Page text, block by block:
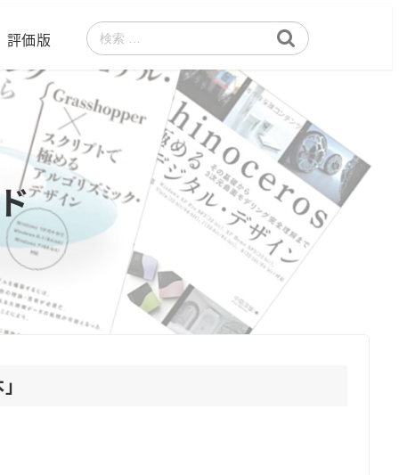
評価版
検
索
」